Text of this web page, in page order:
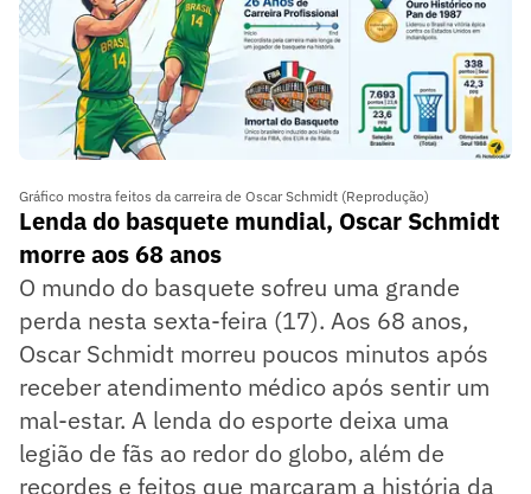
Gráfico mostra feitos da carreira de Oscar Schmidt (Reprodução)
Lenda do basquete mundial, Oscar Schmidt
morre aos 68 anos
O mundo do basquete sofreu uma grande
perda nesta sexta-feira (17). Aos 68 anos,
Oscar Schmidt morreu poucos minutos após
receber atendimento médico após sentir um
mal-estar. A lenda do esporte deixa uma
legião de fãs ao redor do globo, além de
recordes e feitos que marcaram a história da